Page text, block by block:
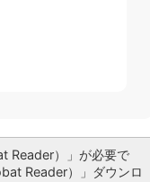
Reader）」が必要で
Reader）」ダウンロ